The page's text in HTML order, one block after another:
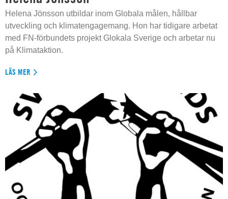
Helena Jönsson utbildar inom Globala målen, hållbar
utveckling och klimatengagemang. Hon har tidigare arbetat
med FN-förbundets projekt Glokala Sverige och arbetar nu
på Klimataktion.
LÄS MER